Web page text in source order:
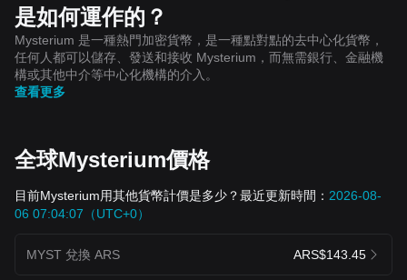
是如何運作的？
Mysterium 是一種熱門加密貨幣，是一種點對點的去中心化貨幣，
任何人都可以儲存、發送和接收 Mysterium，而無需銀行、金融機
構或其他中介等中心化機構的介入。
查看更多
全球Mysterium價格
目前Mysterium用其他貨幣計價是多少？最近更新時間： 2026-08-
06 07:04:07（UTC+0）
MYST 兌換 ARS ARS$143.45